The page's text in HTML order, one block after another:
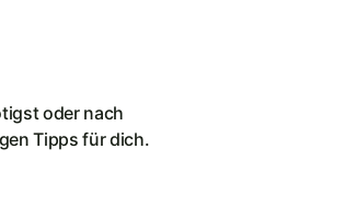
oder nach
Tipps für dich.